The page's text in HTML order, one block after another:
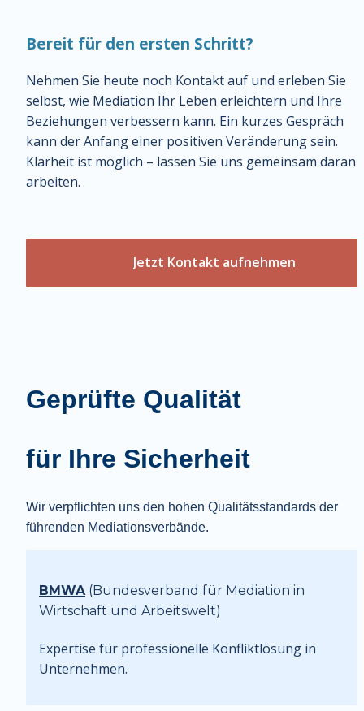
Bereit für den ersten Schritt?
Nehmen Sie heute noch Kontakt auf und erleben Sie
selbst, wie Mediation Ihr Leben erleichtern und Ihre
Beziehungen verbessern kann. Ein kurzes Gespräch
kann der Anfang einer positiven Veränderung sein.
Klarheit ist möglich – lassen Sie uns gemeinsam daran
arbeiten.
Jetzt Kontakt aufnehmen
Geprüfte Qualität
für Ihre Sicherheit
Wir verpflichten uns den hohen Qualitätsstandards der
führenden Mediationsverbände.
BMWA (Bundesverband für Mediation in
Wirtschaft und Arbeitswelt)
Expertise für professionelle Konfliktlösung in
Unternehmen.